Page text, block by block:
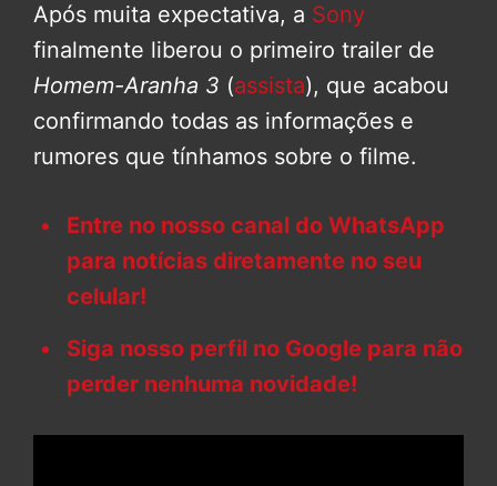
Após muita expectativa, a Sony
finalmente liberou o primeiro trailer de
Homem-Aranha 3 (assista), que acabou
confirmando todas as informações e
rumores que tínhamos sobre o filme.
Entre no nosso canal do WhatsApp
para notícias diretamente no seu
celular!
Siga nosso perfil no Google para não
perder nenhuma novidade!